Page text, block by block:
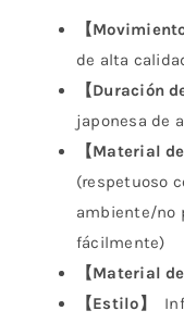
【Movimiento
de alta
【Duración
japonesa de
【Material
(respetuoso
ambiente/no
fácilmente)
【Material
【Estilo】